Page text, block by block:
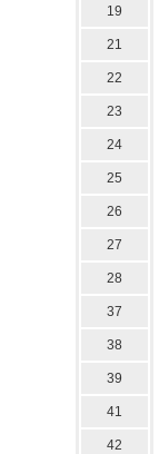
19
21
22
23
24
25
26
27
28
37
38
39
41
42